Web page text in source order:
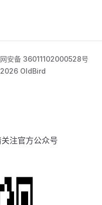
安备 36011102000528号
OldBird
注官方公众号